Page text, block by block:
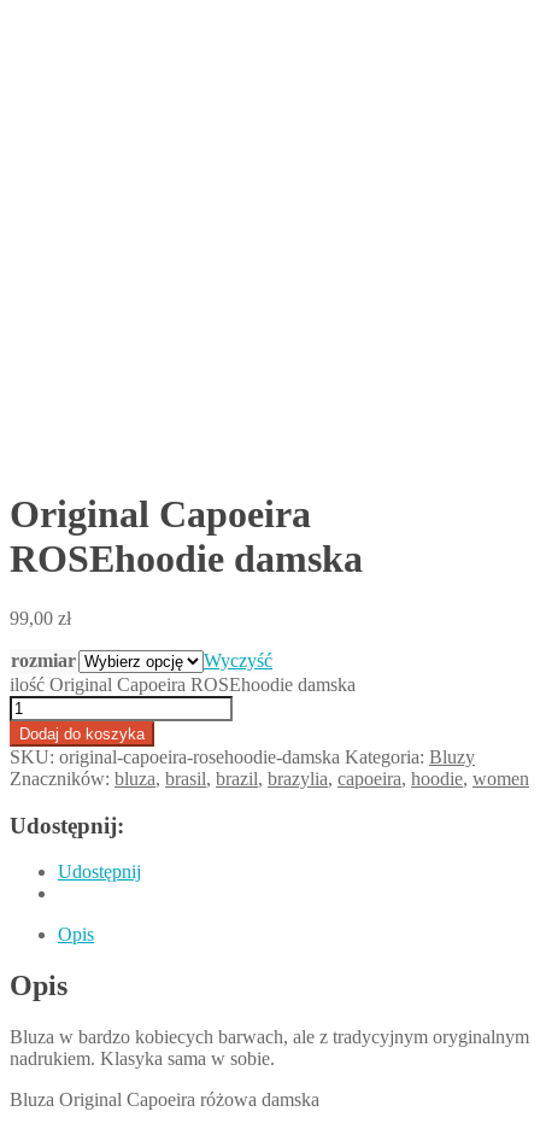
Original Capoeira
ROSEhoodie damska
99,00 zł
rozmiar
Wyczyść
ilość Original Capoeira ROSEhoodie damska
Dodaj do koszyka
SKU: original-capoeira-rosehoodie-damska Kategoria: Bluzy
Znaczników: bluza, brasil, brazil, brazylia, capoeira, hoodie, women
Udostępnij:
Udostępnij
Opis
Opis
Bluza w bardzo kobiecych barwach, ale z tradycyjnym oryginalnym
nadrukiem. Klasyka sama w sobie.
Bluza Original Capoeira różowa damska